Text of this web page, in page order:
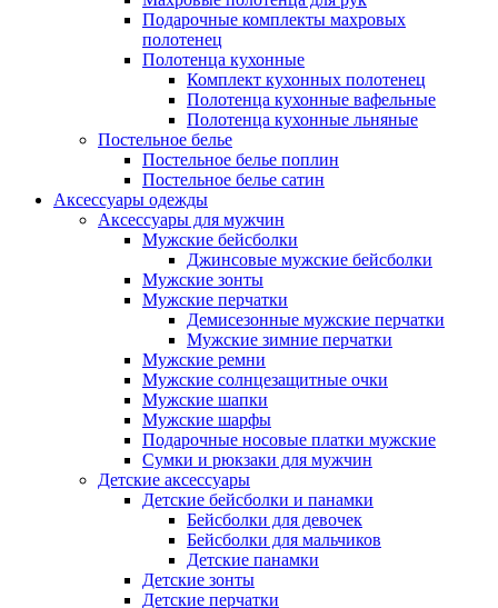
Подарочные комплекты махровых
полотенец
Полотенца кухонные
Комплект кухонных полотенец
Полотенца кухонные вафельные
Полотенца кухонные льняные
Постельное белье
Постельное белье поплин
Постельное белье сатин
Аксессуары одежды
Аксессуары для мужчин
Мужские бейсболки
Джинсовые мужские бейсболки
Мужские зонты
Мужские перчатки
Демисезонные мужские перчатки
Мужские зимние перчатки
Мужские ремни
Мужские солнцезащитные очки
Мужские шапки
Мужские шарфы
Подарочные носовые платки мужские
Сумки и рюкзаки для мужчин
Детские аксессуары
Детские бейсболки и панамки
Бейсболки для девочек
Бейсболки для мальчиков
Детские панамки
Детские зонты
Детские перчатки